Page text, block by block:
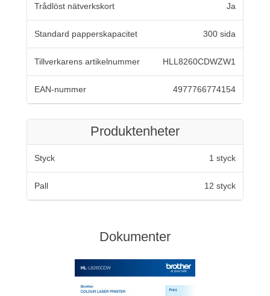
Trådlöst nätverkskort Ja
Standard papperskapacitet 300 sida
Tillverkarens artikelnummer HLL8260CDWZW1
EAN-nummer 4977766774154
Produktenheter
Styck 1 styck
Pall 12 styck
Dokumenter